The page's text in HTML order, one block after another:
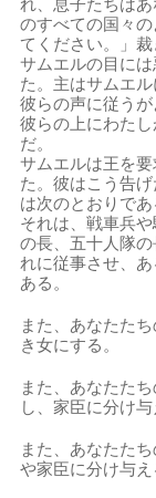
のすべての国々
てください。」
サムエルの目に
た。主はサムエ
彼らの声に従う
彼らの上にわた
だ。
サムエルは王を
た。彼はこう告
は次のとおりで
それは、戦車兵
の長、五十人隊
れに従事させ、
ある。
また、あなたた
き女にする。
また、あなたた
し、家臣に分け与
また、あなたた
や家臣に分け与え